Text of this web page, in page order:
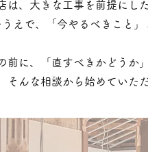
は、大きな工事を前提にし
えで、「今やるべきこと
前に、「直すべきかどうか
そんな相談から始めていた